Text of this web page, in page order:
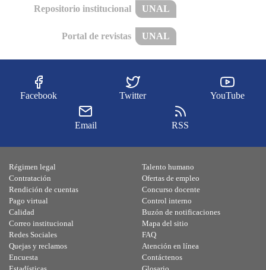
Repositorio institucional UNAL
Portal de revistas UNAL
Facebook Twitter YouTube
Email RSS
Régimen legal
Contratación
Rendición de cuentas
Pago virtual
Calidad
Talento humano
Ofertas de empleo
Concurso docente
Control interno
Buzón de notificaciones
Correo institucional
Redes Sociales
Quejas y reclamos
Encuesta
Mapa del sitio
FAQ
Atención en línea
Contáctenos